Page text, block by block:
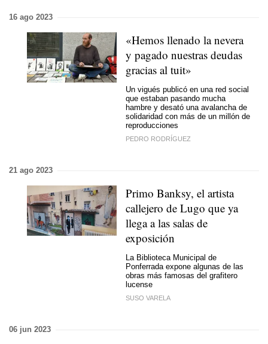
16 ago 2023
«Hemos llenado la nevera
y pagado nuestras deudas
gracias al tuit»
Un vigués publicó en una red social
que estaban pasando mucha
hambre y desató una avalancha de
solidaridad con más de un millón de
reproducciones
PEDRO RODRÍGUEZ
21 ago 2023
Primo Banksy, el artista
callejero de Lugo que ya
llega a las salas de
exposición
La Biblioteca Municipal de
Ponferrada expone algunas de las
obras más famosas del grafitero
lucense
SUSO VARELA
06 jun 2023